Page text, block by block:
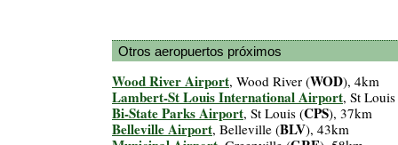
Otros aeropuertos próximos
Wood River Airport, Wood River (WOD), 4km
Lambert-St Louis International Airport, St
Bi-State Parks Airport, St Louis (CPS), 37km
Belleville Airport, Belleville (BLV), 43km